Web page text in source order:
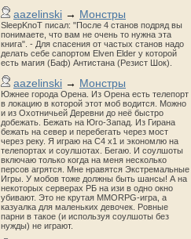
aazelinski → Монстры
SleepKnoT писал: "После 4 станов подряд вы
понимаете, что вам не очень то нужна эта
книга". - Для спасения от частых станов надо
делать себе сапортом Elven Elder у которой
есть магия (Баф) Антистана (Резист Шок).
aazelinski → Монстры
Южнее города Орена. Из Орена есть телепорт
в локацию в которой этот моб водится. Можно
и из Охотничьей Деревни до неё быстро
добежать. Бежать на Юго-Запад. Из Гирана
бежать на север и перебегать через мост
через реку. Я играю на С4 х1 и экономлю на
телепортах и соулшотах. Бегаю. И соулшоты
включаю только когда на меня несколько
персов агрятся. Мне нравятся Экстремальные
Игры. У мобов тоже должны быть шансы! А на
некоторых серверах РБ на изи в одно окно
убивают. Это не крутая MMORPG-игра, а
казуалка для маленьких девочек. Ровные
парни в такое (и используя соулшоты без
нужды) не играют.